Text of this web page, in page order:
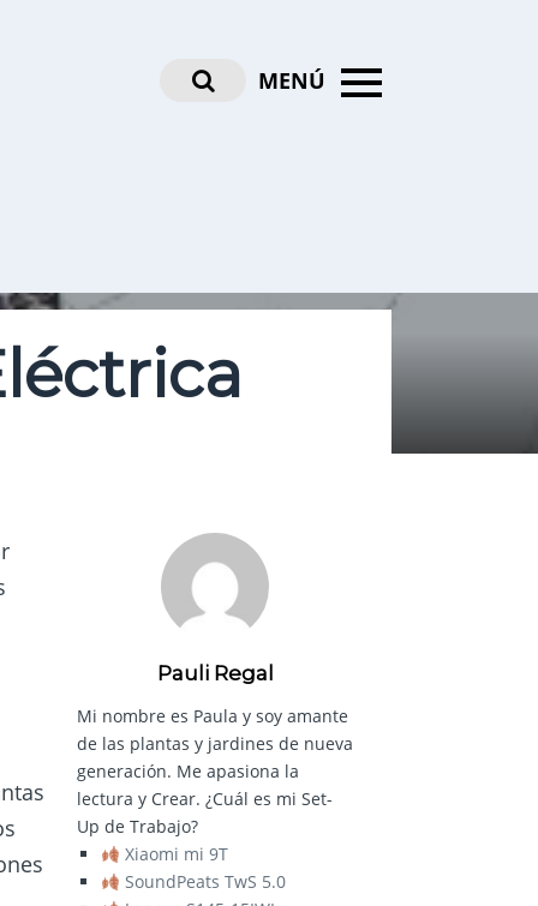
MENÚ
Pauli Regal
Mi nombre es Paula y soy amante
de las plantas y jardines de nueva
generación. Me apasiona la
lectura y Crear. ¿Cuál es mi Set-
Up de Trabajo?
Xiaomi mi 9T
SoundPeats TwS 5.0